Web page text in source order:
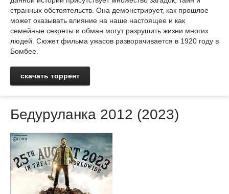
странных обстоятельств. Она демонстрирует, как прошлое
может оказывать влияние на наше настоящее и как
семейные секреты и обман могут разрушить жизни многих
людей. Сюжет фильма ужасов разворачивается в 1920 году в
Бомбее.
скачать торрент
Бедуруланка 2012 (2023)